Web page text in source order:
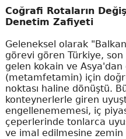
Coğrafi Rotaların
Denetim Zafiyeti
Geleneksel olarak
görevi gören Türkiye,
gelen kokain ve
(metamfetamin) için
noktası haline dönüştü.
konteynerlerle giren
engellenememesi, iç
çeperlerinde tonlarca
ve imal edilmesine zemin